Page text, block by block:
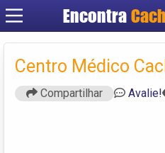
Encontra
Centro Médico
Compartilhar Avalie!